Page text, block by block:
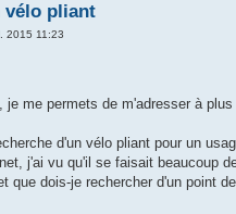
vélo pliant
2015 11:23
je me permets de m'adresser à
d'un vélo pliant pour un
j'ai vu qu'il se faisait beaucoup
que dois-je rechercher d'un point